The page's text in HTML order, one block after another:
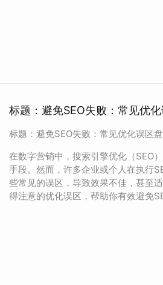
标题：避免SEO失败：常见优
标题：避免SEO失败：常见优化误区
在数字营销中，搜索引擎优化（SEO
手段。然而，许多企业或个人在执行
些常见的误区，导致效果不佳，甚至
得注意的优化误区，帮助你有效避免